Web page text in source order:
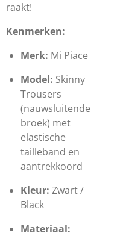
raakt!
Kenmerken:
Merk: Mi Piace
Model: Skinny
Trousers
(nauwsluitende
broek) met
elastische
tailleband en
aantrekkoord
Kleur: Zwart /
Black
Materiaal: